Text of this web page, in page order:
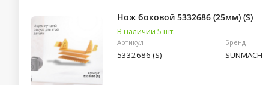
Нож боковой 5332686 (25мм) (S)
В наличии 5 шт.
Артикул
5332686 (S)
Бренд
SUNMACH